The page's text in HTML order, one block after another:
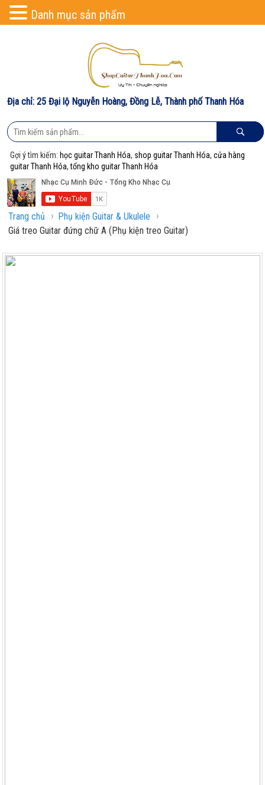
Địa chỉ: 25 Đại lộ Nguyễn Hoàng, Đồng Lễ, Thành phố Thanh Hóa
Gợi ý tìm kiếm: học guitar Thanh Hóa, shop guitar Thanh Hóa,cửa hàng
guitar Thanh Hóa,tổng kho guitar Thanh Hóa
Trang chủ › Phụ kiện Guitar & Ukulele ›
Giá treo Guitar đứng chữ A (Phụ kiện treo Guitar)
Danh mục sản phẩm